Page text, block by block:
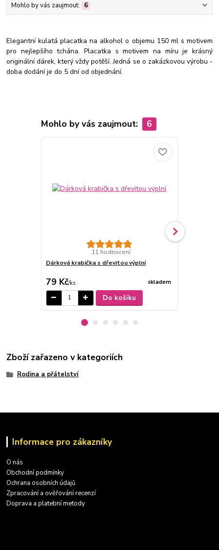
Mohlo by vás zaujmout: 6
Elegantní kulatá placatka na alkohol o objemu 150 ml s motivem
pro nejlepšího tchána. Placatka s motivem na míru je krásný
originální dárek, který vždy potěší. Jedná se o zakázkovou výrobu -
doba dodání je do 5 dní od objednání.
Mohlo by vás zaujmout: 6
11 hodnocení
Dárková krabička s dřevitou výplní
79 Kč/ks skladem
Do košíku
Zboží zařazeno v kategoriích
Rodina a přátelství
Informace pro zákazníky
O nás
Obchodní podmínky
Ochrana osobních údajů
Zpracování a ověřování recenzí
Doprava a platební metody